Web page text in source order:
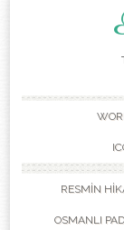
RESMİN
OSMANLI